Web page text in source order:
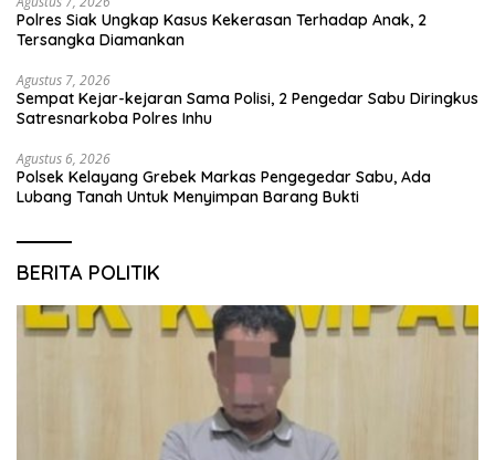
Polres Siak Ungkap Kasus Kekerasan Terhadap Anak, 2
Tersangka Diamankan
Agustus 7, 2026
Sempat Kejar-kejaran Sama Polisi, 2 Pengedar Sabu Diringkus
Satresnarkoba Polres Inhu
Agustus 6, 2026
Polsek Kelayang Grebek Markas Pengegedar Sabu, Ada
Lubang Tanah Untuk Menyimpan Barang Bukti
BERITA POLITIK